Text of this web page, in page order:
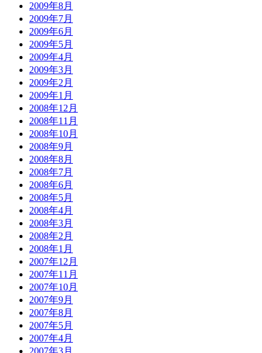
2009年8月
2009年7月
2009年6月
2009年5月
2009年4月
2009年3月
2009年2月
2009年1月
2008年12月
2008年11月
2008年10月
2008年9月
2008年8月
2008年7月
2008年6月
2008年5月
2008年4月
2008年3月
2008年2月
2008年1月
2007年12月
2007年11月
2007年10月
2007年9月
2007年8月
2007年5月
2007年4月
2007年3月